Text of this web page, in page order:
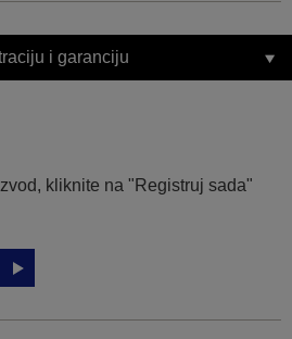
i garanciju
kliknite na "Registruj sada"